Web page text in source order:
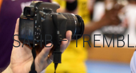
SAHB –